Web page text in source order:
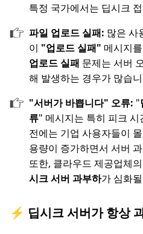
특정 국가에서는 딥시크
파일 업로드 실패: 많은 사
이 "업로드 실패" 메시지
업로드 실패 문제는 서버
해 발생하는 경우가 많습
"서버가 바쁩니다" 오류: "
류" 메시지는 특히 피크
전에는 기업 사용자들이
용량이 증가하면서 서버
또한, 클라우드 제공업체
시크 서버 과부하가 심화
⚡ 딥시크 서버가 항상